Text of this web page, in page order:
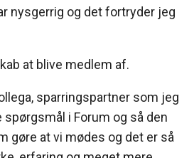
nysgerrig og det fortryder jeg
at blive medlem af.
sparringspartner som jeg
i Forum og så den
gøre at vi mødes og det er så